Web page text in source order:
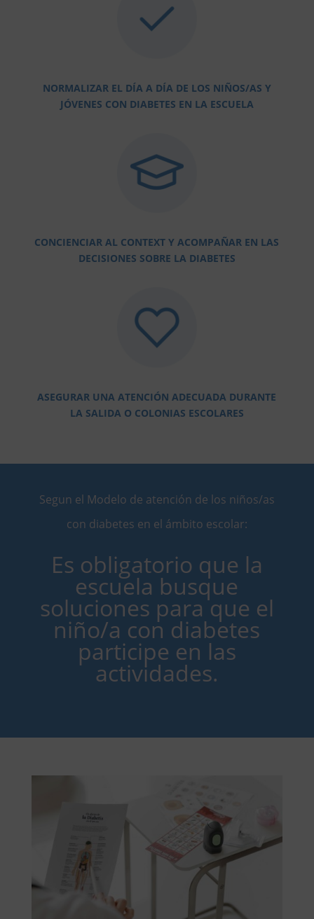
NORMALIZAR EL DÍA A DÍA DE LOS NIÑOS/AS Y
JÓVENES CON DIABETES EN LA ESCUELA
CONCIENCIAR AL CONTEXT Y ACOMPAÑAR EN LAS
DECISIONES SOBRE LA DIABETES
ASEGURAR UNA ATENCIÓN ADECUADA DURANTE
LA SALIDA O COLONIAS ESCOLARES
Segun el Modelo de atención de los niños/as
con diabetes en el ámbito escolar:
Es obligatorio que la
escuela busque
soluciones para que el
niño/a con diabetes
participe en las
actividades.